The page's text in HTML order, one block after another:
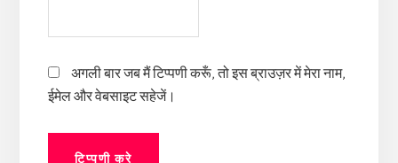
अगली बार जब मैं टिप्पणी करूँ, तो इस ब्राउज़र में मेरा नाम,
ईमेल और वेबसाइट सहेजें।